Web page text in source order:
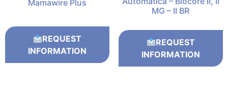
Mamawire Plus
REQUEST
INFORMATION
MG – II BR
REQUEST
INFORMATION